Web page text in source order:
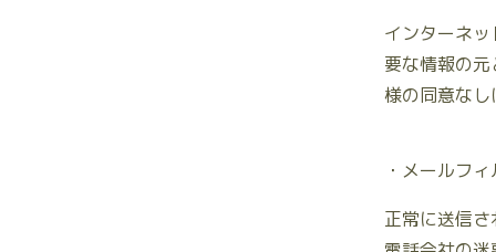
インターネ
要な情報の
様の同意な
・メールフ
正常に送信